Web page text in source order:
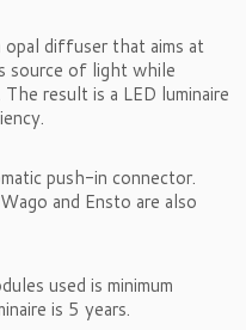
opal diffuser that aims at
source of light while
result is a LED luminaire
push-in connector.
and Ensto are also
used is minimum
is 5 years.